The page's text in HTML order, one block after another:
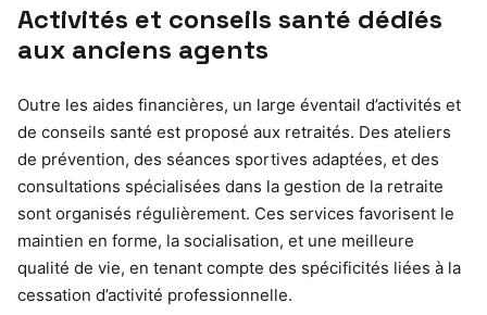
Activités et conseils santé dédiés
aux anciens agents
Outre les aides financières, un large éventail d’activités et
de conseils santé est proposé aux retraités. Des ateliers
de prévention, des séances sportives adaptées, et des
consultations spécialisées dans la gestion de la retraite
sont organisés régulièrement. Ces services favorisent le
maintien en forme, la socialisation, et une meilleure
qualité de vie, en tenant compte des spécificités liées à la
cessation d’activité professionnelle.